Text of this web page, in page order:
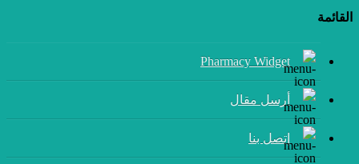
القائمة
Pharmacy Widget
أرسل مقال
إتصل بنا